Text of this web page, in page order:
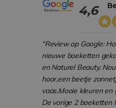
4,6
“Review op Google:
nieuwe boeketten
en Naturel Beauty.
hoor,een beetje
vaas.Mooie kleuren en
De vorige 2 boeketten